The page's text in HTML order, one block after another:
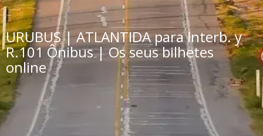
URUBUS | ATLANTIDA para Interb. y
R.101 Ônibus | Os seus bilhetes
online